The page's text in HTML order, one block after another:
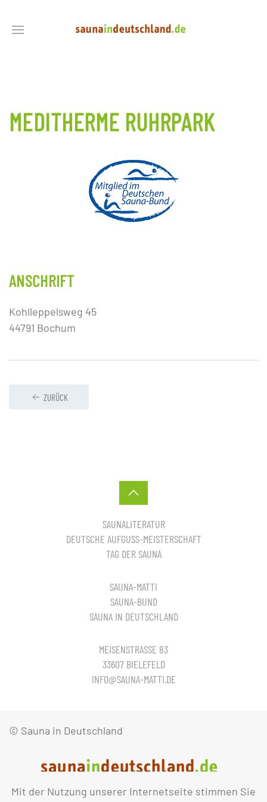
Mit der Nutzung unserer Internetseite stimmen Sie
MEDITHERME RUHRPARK
ANSCHRIFT
Kohlleppelsweg 45
44791 Bochum
ZURÜCK
SAUNALITERATUR
DEUTSCHE AUFGUSS-MEISTERSCHAFT
TAG DER SAUNA
SAUNA-MATTI
SAUNA-BUND
SAUNA IN DEUTSCHLAND
MEISENSTRASSE 83
33607 BIELEFELD
INFO@SAUNA-MATTI.DE
© Sauna in Deutschland